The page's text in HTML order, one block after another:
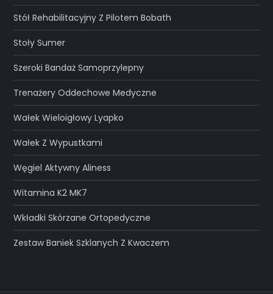
Stół Rehabilitacyjny Z Pilotem Bobath
Stoły Sumer
Szeroki Bandaż Samoprzylepny
Trenażery Oddechowe Medyczne
Wałek Wieloigłowy Lyapko
Wałek Z Wypustkami
Węgiel Aktywny Aliness
Witamina K2 MK7
Wkładki Skórzane Ortopedyczne
Zestaw Baniek Szklanych Z Kwaczem